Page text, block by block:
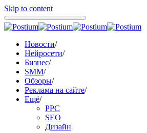
Skip to content
Новости/
Нейросети/
Бизнес/
SMM/
Обзоры/
Реклама на сайте/
Ещё/
PPC
SEO
Дизайн